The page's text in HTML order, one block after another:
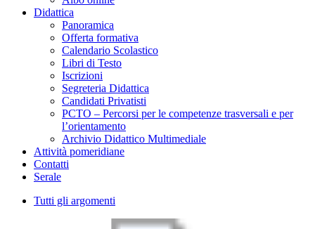
Didattica
Panoramica
Offerta formativa
Calendario Scolastico
Libri di Testo
Iscrizioni
Segreteria Didattica
Candidati Privatisti
PCTO – Percorsi per le competenze trasversali e per
l’orientamento
Archivio Didattico Multimediale
Attività pomeridiane
Contatti
Serale
Tutti gli argomenti